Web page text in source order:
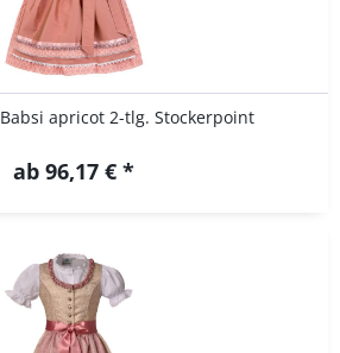
apricot 2-tlg. Stockerpoint
ab 96,17 € *